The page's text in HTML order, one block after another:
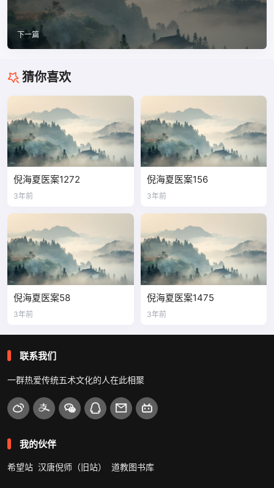
下一篇
猜你喜欢
倪海夏医案1272
3年前
倪海夏医案156
3年前
倪海夏医案58
3年前
倪海夏医案1475
3年前
联系我们
一群热爱传统五术文化的人在此相聚
我的伙伴
希望站 汉唐倪师（旧站） 道教图书库